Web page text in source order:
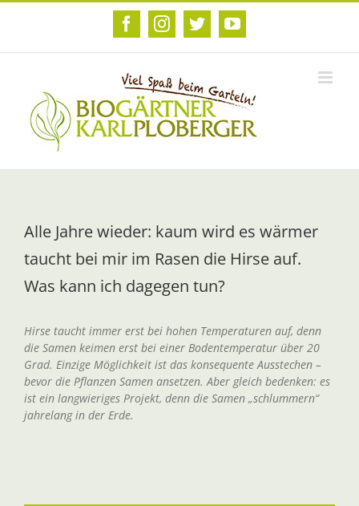
Zum
FacebookInstagram
TwitterYouTube
Alle Jahre wieder: kaum wird es wärmer
taucht bei mir im Rasen die Hirse auf.
Was kann ich dagegen tun?
Hirse taucht immer erst bei hohen Temperaturen auf, denn
die Samen keimen erst bei einer Bodentemperatur über 20
Grad. Einzige Möglichkeit ist das konsequente Ausstechen –
bevor die Pflanzen Samen ansetzen. Aber gleich bedenken: es
ist ein langwieriges Projekt, denn die Samen „schlummern“
jahrelang in der Erde.